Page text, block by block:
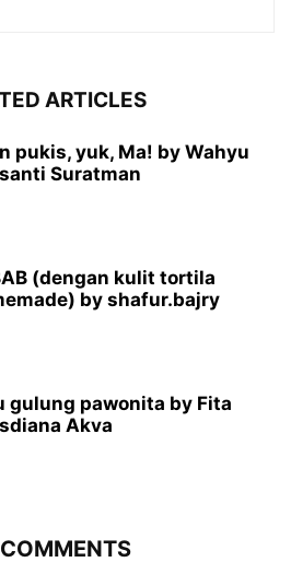
ARTICLES
pukis, yuk, Ma! by Wahyu
Suratman
(dengan kulit tortila
by shafur.bajry
gulung pawonita by Fita
Akva